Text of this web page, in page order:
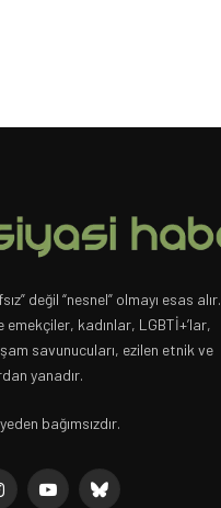
değil “nesnel” olmayı esas alır.
kadınlar, LGBTİ+’lar,
savunucuları, ezilen etnik ve
yanadır.
bağımsızdır.
YouTubeBluesky